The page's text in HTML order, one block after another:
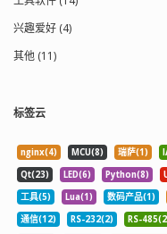
兴趣爱好 (4)
其他 (11)
标签云
nginx(4) MCU(8) 瑞萨(1)
Qt(23)
LED(6) Python(8)
工具(5)
Lua(1) 数码产品(1)
通信(12)
RS-232(2) RS-